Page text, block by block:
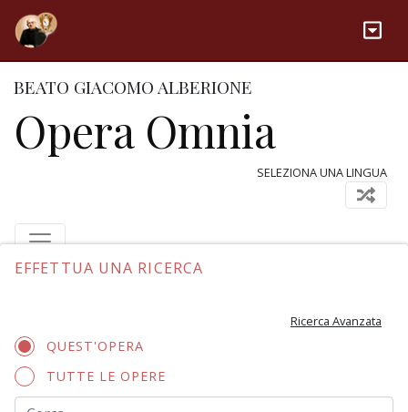
BEATO GIACOMO ALBERIONE
Opera Omnia
SELEZIONA UNA LINGUA
EFFETTUA UNA RICERCA
Ricerca Avanzata
QUEST'OPERA
TUTTE LE OPERE